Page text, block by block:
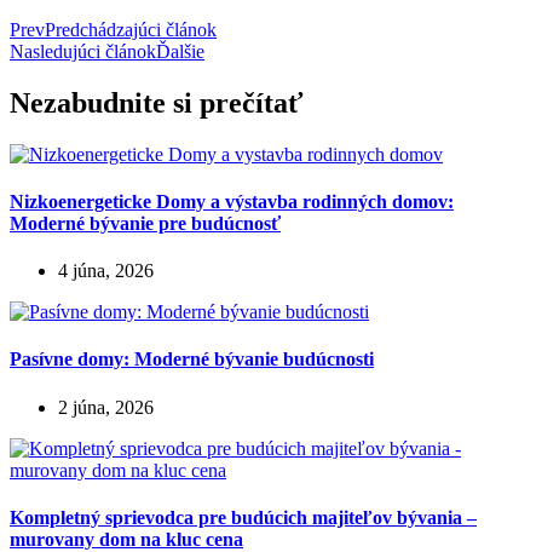
PrevPredchádzajúci článok
Nasledujúci článokĎalšie
Nezabudnite si prečítať
Nizkoenergeticke Domy a výstavba rodinných domov:
Moderné bývanie pre budúcnosť
4 júna, 2026
Pasívne domy: Moderné bývanie budúcnosti
2 júna, 2026
Kompletný sprievodca pre budúcich majiteľov bývania –
murovany dom na kluc cena